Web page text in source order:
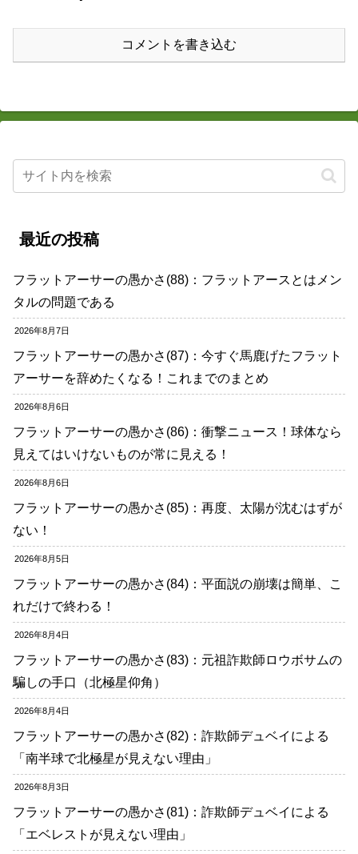
コメントを書き込む
最近の投稿
フラットアーサーの愚かさ(88)：フラットアースとはメン
タルの問題である
2026年8月7日
フラットアーサーの愚かさ(87)：今すぐ馬鹿げたフラット
アーサーを辞めたくなる！これまでのまとめ
2026年8月6日
フラットアーサーの愚かさ(86)：衝撃ニュース！球体なら
見えてはいけないものが常に見える！
2026年8月6日
フラットアーサーの愚かさ(85)：再度、太陽が沈むはずが
ない！
2026年8月5日
フラットアーサーの愚かさ(84)：平面説の崩壊は簡単、こ
れだけで終わる！
2026年8月4日
フラットアーサーの愚かさ(83)：元祖詐欺師ロウボサムの
騙しの手口（北極星仰角）
2026年8月4日
フラットアーサーの愚かさ(82)：詐欺師デュベイによる
「南半球で北極星が見えない理由」
2026年8月3日
フラットアーサーの愚かさ(81)：詐欺師デュベイによる
「エベレストが見えない理由」